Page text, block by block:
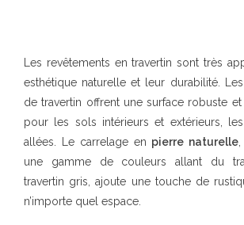
Les revêtements en travertin sont très
esthétique naturelle et leur durabilité.
de travertin offrent une surface robuste et
pour les sols intérieurs et extérieurs,
allées. Le carrelage en pierre naturelle
une gamme de couleurs allant du
travertin gris, ajoute une touche de
n’importe quel espace.